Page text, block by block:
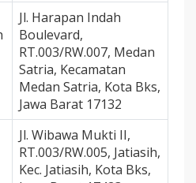
Jl. Harapan Indah
Boulevard,
RT.003/RW.007, Medan
Satria, Kecamatan
Medan Satria, Kota Bks,
Jawa Barat 17132
Jl. Wibawa Mukti II,
RT.003/RW.005, Jatiasih,
Kec. Jatiasih, Kota Bks,